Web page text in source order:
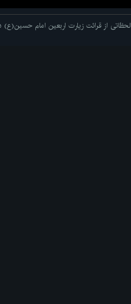
لحظاتی از قرائت زیارت اربعین امام